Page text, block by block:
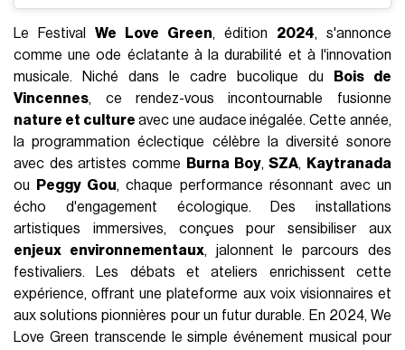
Le FestivalWe Love Green, édition 2024, s'annonce
comme une ode éclatante à la durabilité et à l'innovation
musicale. Niché dans le cadre bucolique du
Bois de
Vincennes, ce rendez-vous incontournable fusionne
nature et culture avec une audace inégalée. Cette année,
la programmation éclectique célèbre la diversité sonore
avec des artistes comme
Burna Boy,SZA,
Kaytranada
ou
Peggy Gou, chaque performance résonnant avec un
écho d'engagement écologique. Des installations
artistiques immersives, conçues pour sensibiliser aux
enjeux environnementaux, jalonnent le parcours des
festivaliers. Les débats et ateliers enrichissent cette
expérience, offrant une plateforme aux voix visionnaires et
aux solutions pionnières pour un futur durable. En 2024, We
Love Green transcende le simple événement musical pour